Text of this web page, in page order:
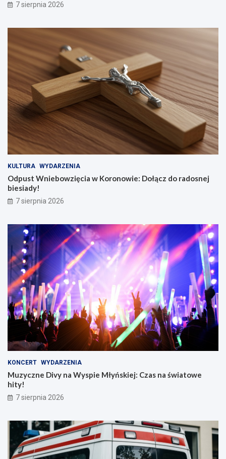
7 sierpnia 2026
KULTURA WYDARZENIA
Odpust Wniebowzięcia w Koronowie: Dołącz do radosnej
biesiady!
7 sierpnia 2026
KONCERT WYDARZENIA
Muzyczne Divy na Wyspie Młyńskiej: Czas na światowe
hity!
7 sierpnia 2026